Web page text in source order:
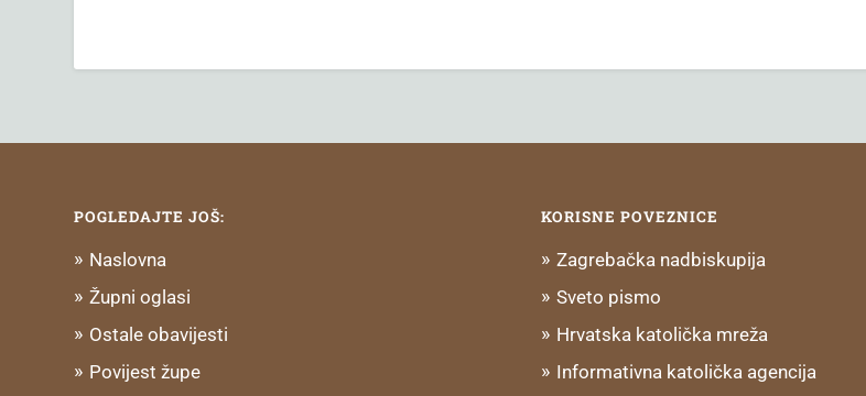
POGLEDAJTE JOŠ:
Naslovna
Župni oglasi
Ostale obavijesti
Povijest župe
KORISNE POVEZNICE
Zagrebačka nadbiskupija
Sveto pismo
Hrvatska katolička mreža
Informativna katolička agencija